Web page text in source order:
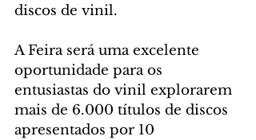
discos de vinil.
A Feira será uma excelente
oportunidade para os
entusiastas do vinil explorarem
mais de 6.000 títulos de discos
apresentados por 10